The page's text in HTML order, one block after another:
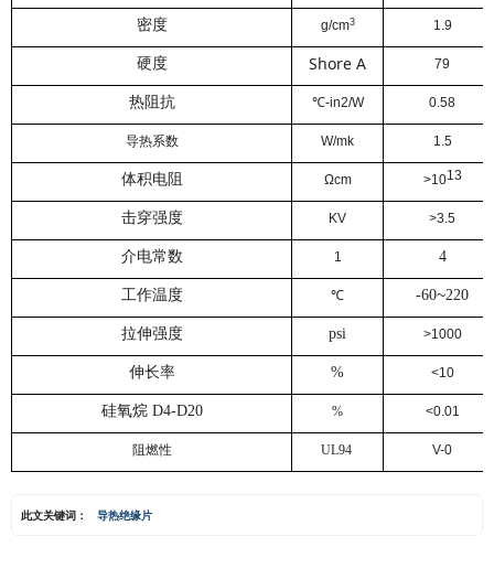
密度 g/cm3 1.9
硬度 Shore A 79
热阻抗 ℃-in2/W 0.58
导热系数 W/mk 1.5
体积电阻 Ωcm >1013
击穿强度 KV >3.5
介电常数 1 4
工作温度 ℃ -60~220
拉伸强度 psi >1000
伸长率 % <10
硅氧烷 D4-D20 % <0.01
阻燃性 UL94 V-0
此文关键词： 导热绝缘片